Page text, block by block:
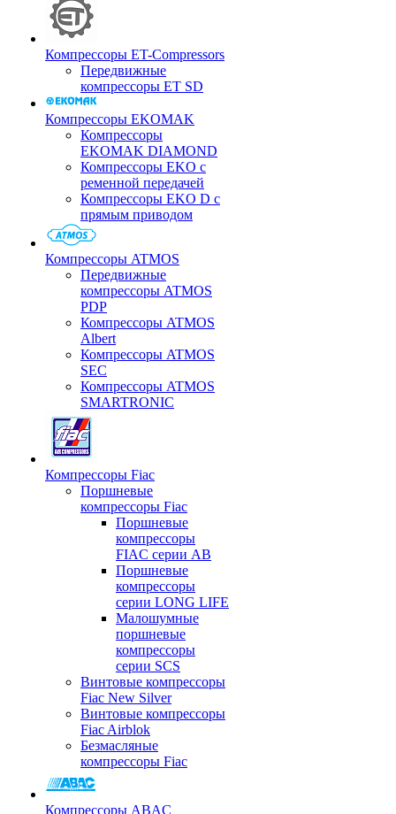
Компрессоры ET-Compressors
Передвижные
компрессоры ET SD
Компрессоры EKOMAK
Компрессоры
EKOMAK DIAMOND
Компрессоры EKO c
ременной передачей
Компрессоры EKO D с
прямым приводом
Компрессоры ATMOS
Передвижные
компрессоры ATMOS
PDP
Компрессоры ATMOS
Albert
Компрессоры ATMOS
SEC
Компрессоры ATMOS
SMARTRONIC
Компрессоры Fiac
Поршневые
компрессоры Fiac
Поршневые
компрессоры
FIAC серии AB
Поршневые
компрессоры
серии LONG LIFE
Малошумные
поршневые
компрессоры
серии SCS
Винтовые компрессоры
Fiac New Silver
Винтовые компрессоры
Fiac Airblok
Безмасляные
компрессоры Fiac
Компрессоры ABAC